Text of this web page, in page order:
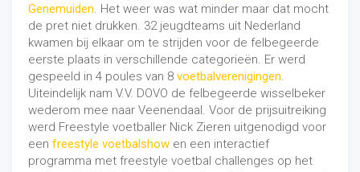
Genemuiden. Het weer was wat minder maar dat mocht
de pret niet drukken. 32 jeugdteams uit Nederland
kwamen bij elkaar om te strijden voor de felbegeerde
eerste plaats in verschillende categorieën. Er werd
gespeeld in 4 poules van 8 voetbalverenigingen.
Uiteindelijk nam V.V. DOVO de felbegeerde wisselbeker
wederom mee naar Veenendaal. Voor de prijsuitreiking
werd Freestyle voetballer Nick Zieren uitgenodigd voor
een freestyle voetbalshow en een interactief
programma met freestyle voetbal challenges op het